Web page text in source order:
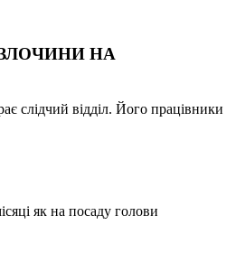
НА
слідчий відділ. Його працівники
як на посаду голови